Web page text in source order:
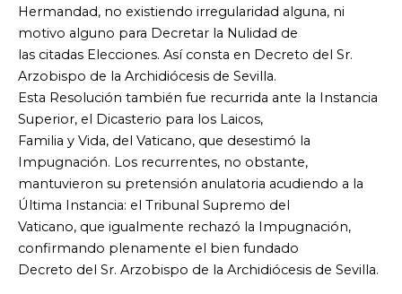
Hermandad, no existiendo irregularidad alguna, ni
motivo alguno para Decretar la Nulidad de
las citadas Elecciones. Así consta en Decreto del Sr.
Arzobispo de la Archidiócesis de Sevilla.
Esta Resolución también fue recurrida ante la Instancia
Superior, el Dicasterio para los Laicos,
Familia y Vida, del Vaticano, que desestimó la
Impugnación. Los recurrentes, no obstante,
mantuvieron su pretensión anulatoria acudiendo a la
Última Instancia: el Tribunal Supremo del
Vaticano, que igualmente rechazó la Impugnación,
confirmando plenamente el bien fundado
Decreto del Sr. Arzobispo de la Archidiócesis de Sevilla.